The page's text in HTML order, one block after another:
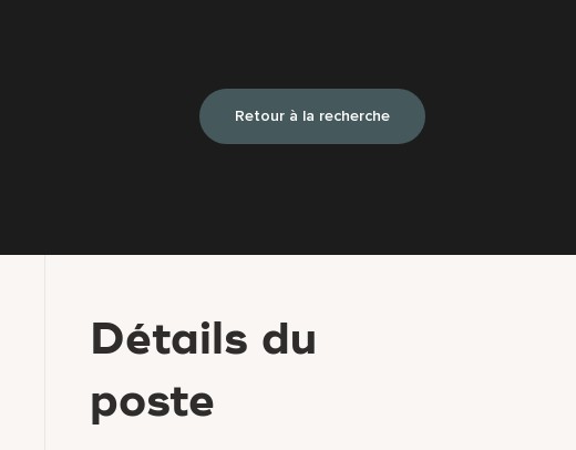
Retour à la recherche
Détails du
poste